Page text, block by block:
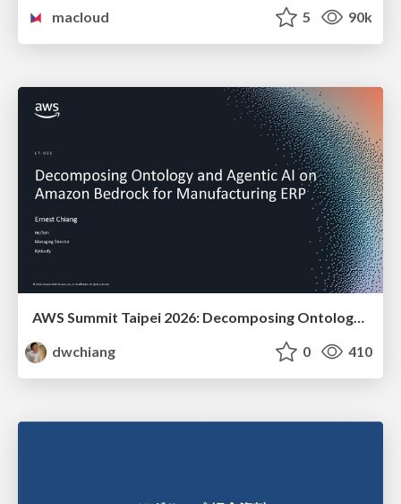
macloud
5 90k
AWS Summit Taipei 2026: Decomposing Ontology and Agentic AI - Using Amazon Bedrock to Bring Living Water to Manufacturing ERP
dwchiang
0 410